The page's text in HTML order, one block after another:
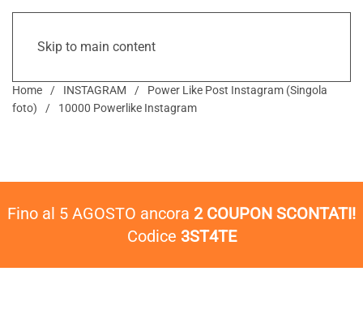
Skip to main content
Home INSTAGRAM
Power Like Post Instagram (Singola
foto)
10000 Powerlike Instagram
Fino al 5 AGOSTO ancora 2 COUPON SCONTATI!
Codice 3ST4TE